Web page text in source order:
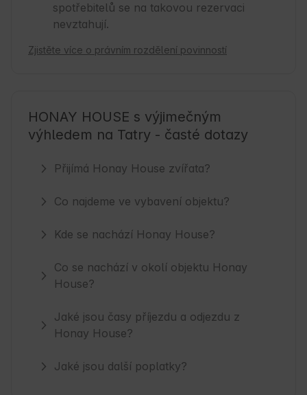
spotřebitelů se na takovou rezervaci
nevztahují.
Zjistěte více o právním rozdělení povinností
HONAY HOUSE s výjimečným
výhledem na Tatry - časté dotazy
Přijímá Honay House zvířata?
Co najdeme ve vybavení objektu?
Kde se nachází Honay House?
Co se nachází v okolí objektu Honay
House?
Jaké jsou časy příjezdu a odjezdu z
Honay House?
Jaké jsou další poplatky?